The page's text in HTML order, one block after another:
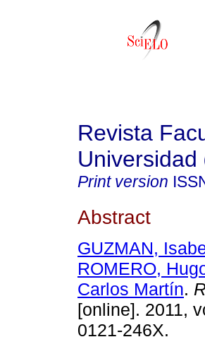
Revista
Universidad
Print version
Abstract
GUZMAN,
ROMERO,
Carlos Martín.
[online]. 2011,
0121-246X.